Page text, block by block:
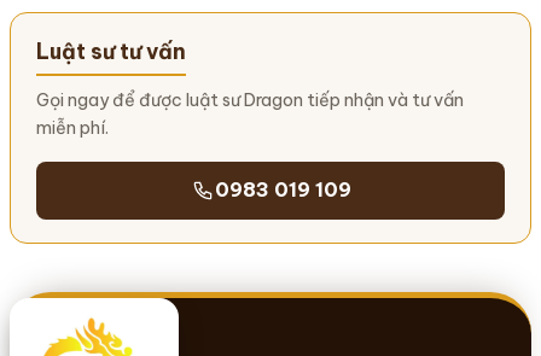
Luật sư tư vấn
Gọi ngay để được luật sư Dragon tiếp nhận và tư vấn
miễn phí.
0983 019 109